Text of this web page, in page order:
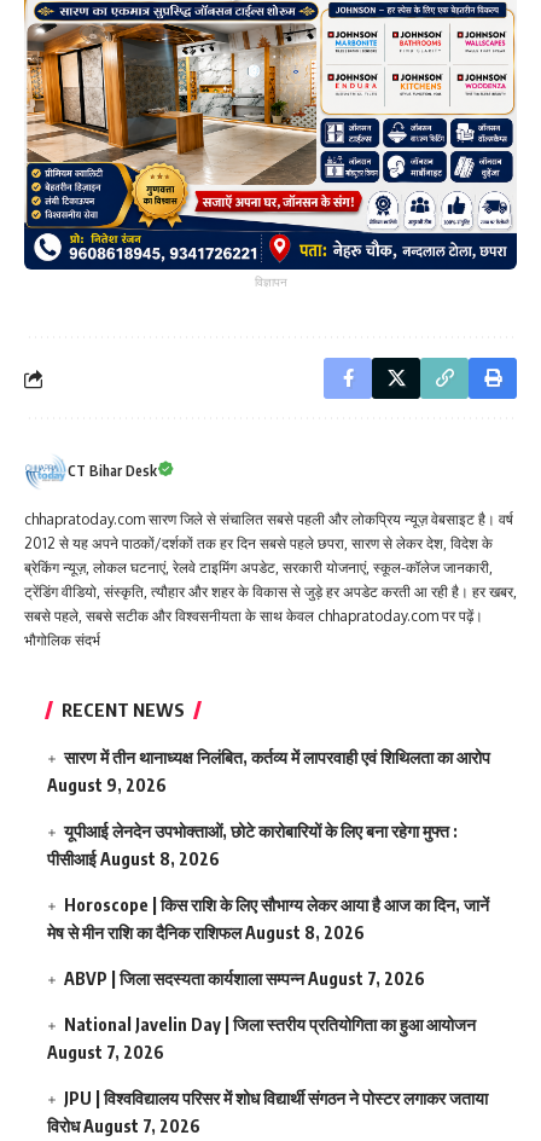
विज्ञापन
CT Bihar Desk
chhapratoday.com सारण जिले से संचालित सबसे पहली और लोकप्रिय न्यूज़ वेबसाइट है। वर्ष
2012 से यह अपने पाठकों/दर्शकों तक हर दिन सबसे पहले छपरा, सारण से लेकर देश, विदेश के
ब्रेकिंग न्यूज़, लोकल घटनाएं, रेलवे टाइमिंग अपडेट, सरकारी योजनाएं, स्कूल-कॉलेज जानकारी,
ट्रेंडिंग वीडियो, संस्कृति, त्यौहार और शहर के विकास से जुड़े हर अपडेट करती आ रही है। हर खबर,
सबसे पहले, सबसे सटीक और विश्वसनीयता के साथ केवल chhapratoday.com पर पढ़ें।
भौगोलिक संदर्भ
RECENT NEWS
सारण में तीन थानाध्यक्ष निलंबित, कर्तव्य में लापरवाही एवं शिथिलता का आरोप
August 9, 2026
यूपीआई लेनदेन उपभोक्ताओं, छोटे कारोबारियों के लिए बना रहेगा मुफ्त :
पीसीआईAugust 8, 2026
Horoscope | किस राशि के लिए सौभाग्य लेकर आया है आज का दिन, जानें
मेष से मीन राशि का दैनिक राशिफलAugust 8, 2026
ABVP | जिला सदस्यता कार्यशाला सम्पन्नAugust 7, 2026
National Javelin Day | जिला स्तरीय प्रतियोगिता का हुआ आयोजन
August 7, 2026
JPU | विश्वविद्यालय परिसर में शोध विद्यार्थी संगठन ने पोस्टर लगाकर जताया
विरोधAugust 7, 2026